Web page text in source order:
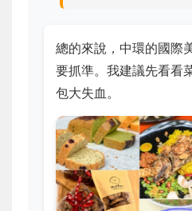
總的來說，中環的國際
要抓準。我建議先看看
包大失血。